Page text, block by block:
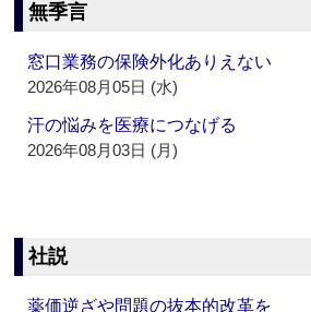
無季言
窓口業務の保険外化ありえない
2026年08月05日 (水)
汗の悩みを医療につなげる
2026年08月03日 (月)
社説
薬価逆ざや問題の抜本的改革を